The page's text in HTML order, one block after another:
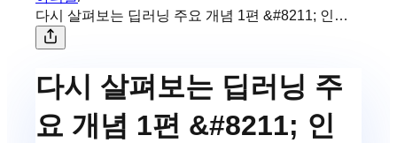
다시 살펴보는 딥러닝 주요 개념 1편 &#8211; 인공
신경망
다시 살펴보는 딥러닝 주
요 개념 1편 &#8211; 인